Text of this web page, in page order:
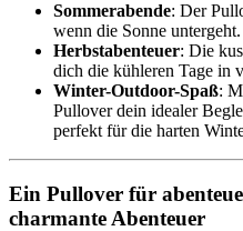
Sommerabende: Der
wenn die Sonne untergeht.
Herbstabenteuer: Die
dich die kühleren Tage in
Winter-Outdoor-Spaß:
Pullover dein idealer
perfekt für die harten
Ein Pullover für
charmante Abenteuer